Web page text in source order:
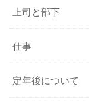
上司と部下
仕事
定年後について